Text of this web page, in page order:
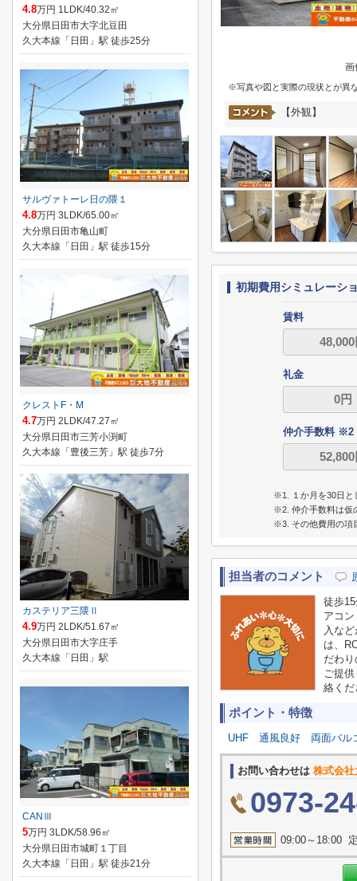
画
※写真や図と実際の現状とが異
【外観】
初期費用シミュレーシ
賃料
礼金
仲介手数料 ※2
※1. １か月を30日と
※2. 仲介手数料は仮
※3. その他費用の項
担当者のコメント
徒歩
アコ
入な
は、
だわ
ご提
絡くだ
ポイント・特徴
UHF 通風良好 両面バル
お問い合わせは 株式会
0973-
09:00～18:00
4.8万円 1LDK/40.32㎡
大分県日田市大字北豆田
久大本線「日田」駅 徒歩25分
サルヴァトーレ日の隈１
4.8万円 3LDK/65.00㎡
大分県日田市亀山町
久大本線「日田」駅 徒歩15分
クレストF・M
4.7万円 2LDK/47.27㎡
大分県日田市三芳小渕町
久大本線「豊後三芳」駅 徒歩7分
カステリア三隈Ⅱ
4.9万円 2LDK/51.67㎡
大分県日田市大字庄手
久大本線「日田」駅
CANⅢ
5万円 3LDK/58.96㎡
大分県日田市城町１丁目
久大本線「日田」駅 徒歩21分